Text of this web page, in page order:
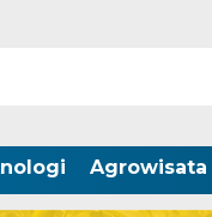
Agrowisata